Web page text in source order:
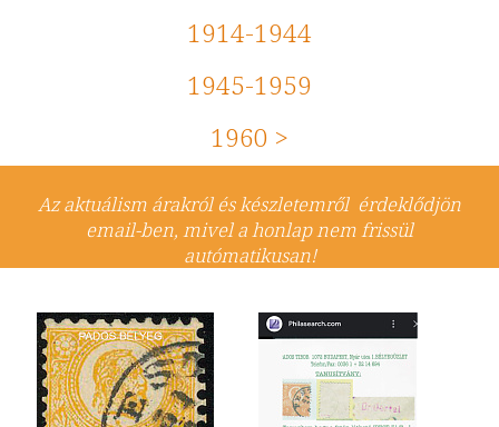
1914-1944
1945-1959
1960 >
Az aktuálism árakról és készletemről érdeklődjön
email-ben, mivel a honlap nem frissül
autómatikusan!